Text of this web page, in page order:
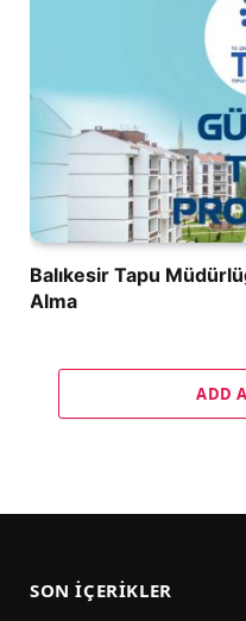
Balıkesir Tapu
Alma
ADD
SON İÇERIKLER